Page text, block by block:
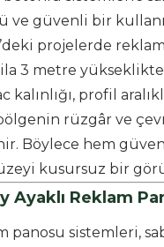
ve güvenli bir
projelerde
3 metre
kalınlığı, profil
rüzgâr ve
Böylece hem
kusursuz bir
Ayaklı Reklam
panosu sistemleri,